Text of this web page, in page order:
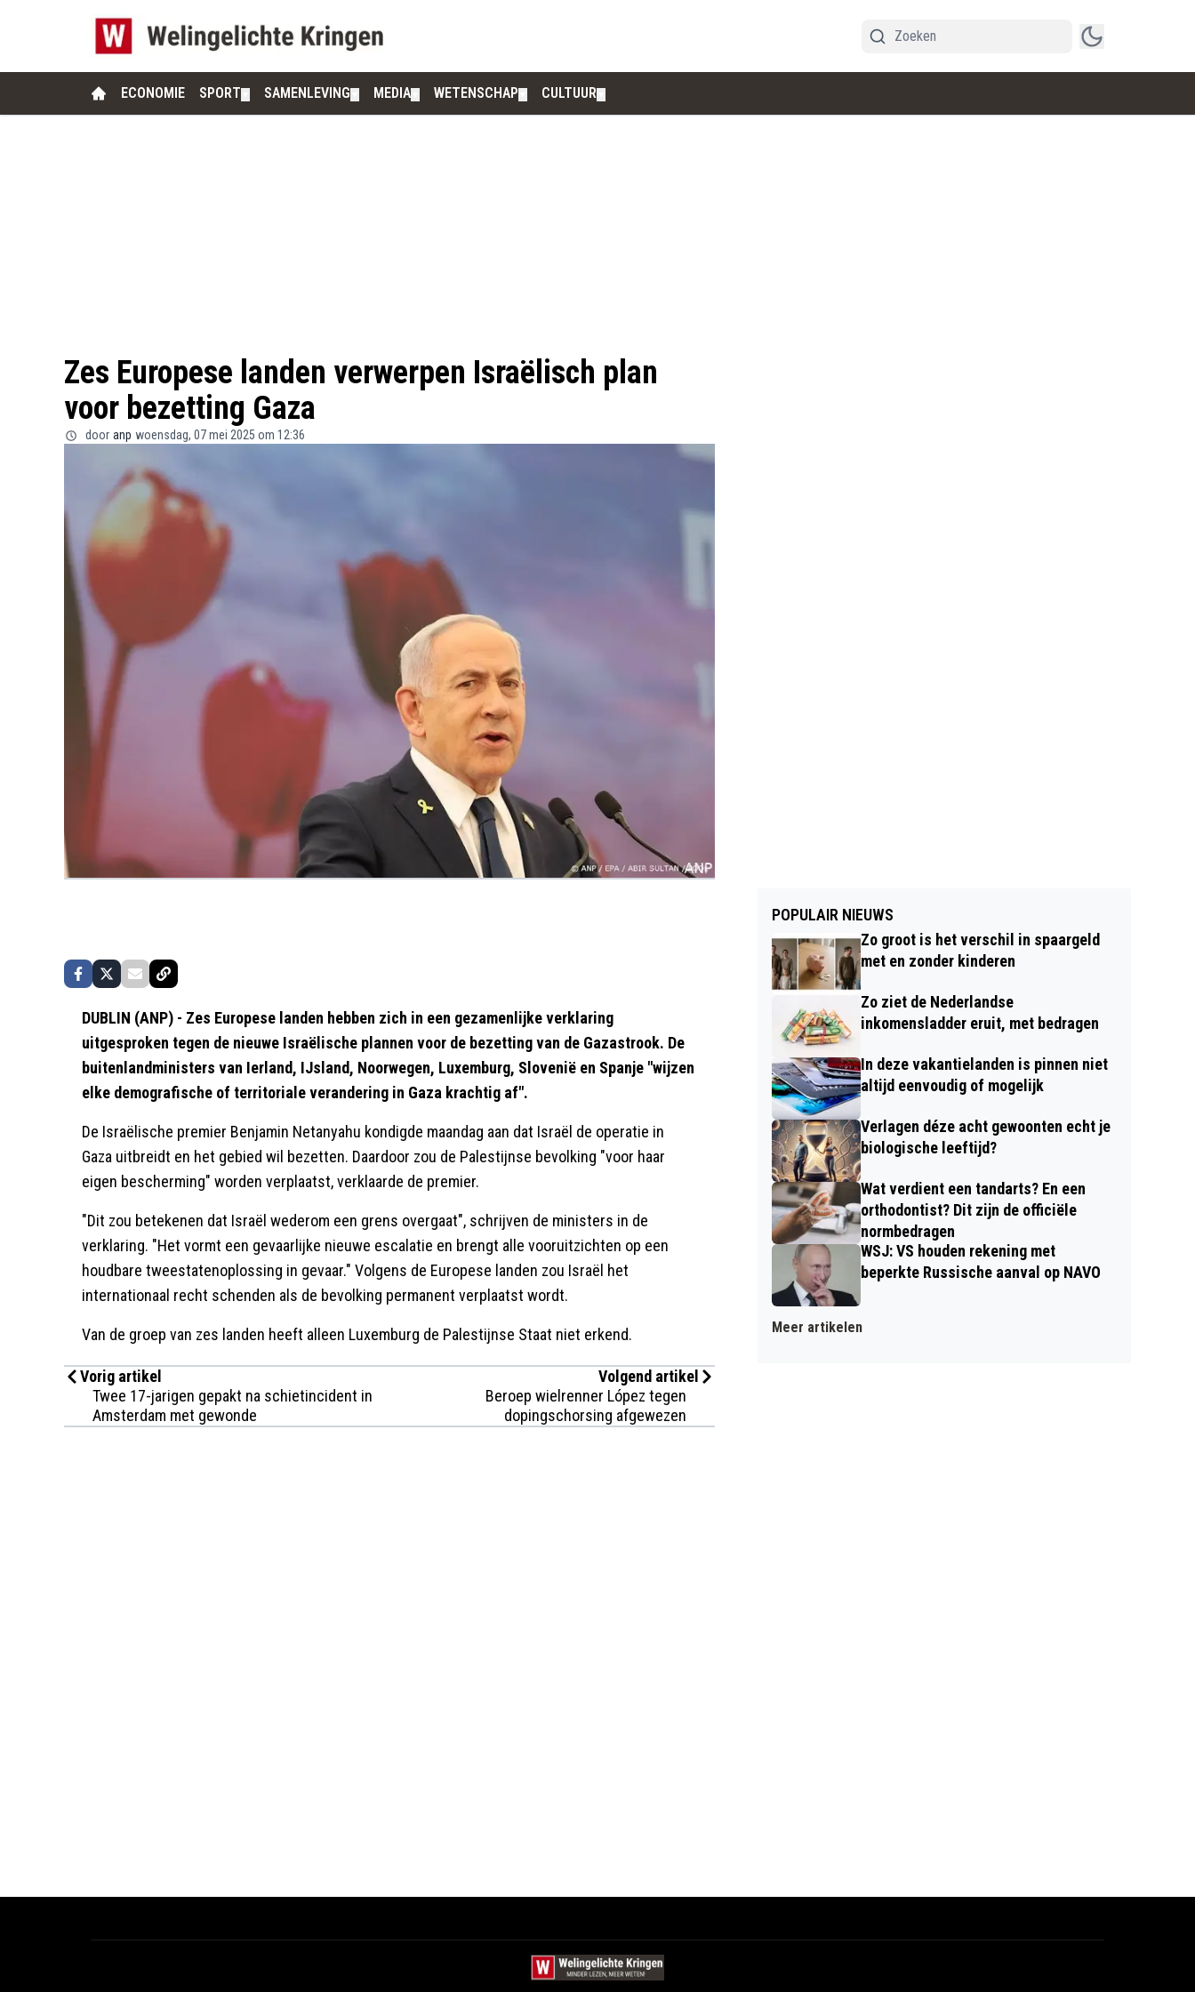
ECONOMIE SPORT SAMENLEVING MEDIA WETENSCHAP CULTUUR
Zes Europese landen verwerpen Israëlisch plan
voor bezetting Gaza
door anp woensdag, 07 mei 2025 om 12:36
DUBLIN (ANP) - Zes Europese landen hebben zich in een gezamenlijke verklaring
uitgesproken tegen de nieuwe Israëlische plannen voor de bezetting van de Gazastrook. De
buitenlandministers van Ierland, IJsland, Noorwegen, Luxemburg, Slovenië en Spanje "wijzen
elke demografische of territoriale verandering in Gaza krachtig af".
De Israëlische premier Benjamin Netanyahu kondigde maandag aan dat Israël de operatie in
Gaza uitbreidt en het gebied wil bezetten. Daardoor zou de Palestijnse bevolking "voor haar
eigen bescherming" worden verplaatst, verklaarde de premier.
"Dit zou betekenen dat Israël wederom een grens overgaat", schrijven de ministers in de
verklaring. "Het vormt een gevaarlijke nieuwe escalatie en brengt alle vooruitzichten op een
houdbare tweestatenoplossing in gevaar." Volgens de Europese landen zou Israël het
internationaal recht schenden als de bevolking permanent verplaatst wordt.
Van de groep van zes landen heeft alleen Luxemburg de Palestijnse Staat niet erkend.
Vorig artikel
Twee 17-jarigen gepakt na schietincident in
Amsterdam met gewonde
Volgend artikel
Beroep wielrenner López tegen
dopingschorsing afgewezen
POPULAIR NIEUWS
Zo groot is het verschil in spaargeld
met en zonder kinderen
Zo ziet de Nederlandse
inkomensladder eruit, met bedragen
In deze vakantielanden is pinnen niet
altijd eenvoudig of mogelijk
Verlagen déze acht gewoonten echt je
biologische leeftijd?
Wat verdient een tandarts? En een
orthodontist? Dit zijn de officiële
normbedragen
WSJ: VS houden rekening met
beperkte Russische aanval op NAVO
Meer artikelen